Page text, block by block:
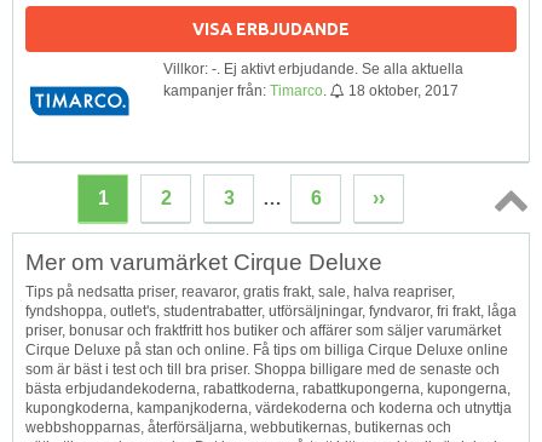
VISA ERBJUDANDE
Villkor: -. Ej aktivt erbjudande. Se alla aktuella
kampanjer från: Timarco 18 oktober, 2017
1 2 3 … 6 ››
Topp
Mer om varumärket Cirque Deluxe
Tips på nedsatta priser, reavaror, gratis frakt, sale, halva reapriser,
fyndshoppa, outlet's, studentrabatter, utförsäljningar, fyndvaror, fri frakt, låga
priser, bonusar och fraktfritt hos butiker och affärer som säljer varumärket
Cirque Deluxe på stan och online. Få tips om billiga Cirque Deluxe online
som är bäst i test och till bra priser. Shoppa billigare med de senaste och
bästa erbjudandekoderna, rabattkoderna, rabattkupongerna, kupongerna,
kupongkoderna, kampanjkoderna, värdekoderna och koderna och utnyttja
webbshopparnas, återförsäljarna, webbutikernas, butikernas och